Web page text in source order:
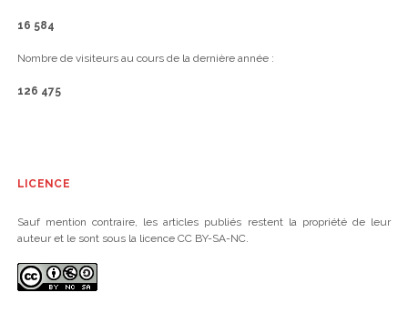
16 584
Nombre de visiteurs au cours de la dernière année :
126 475
LICENCE
Sauf mention contraire, les articles publiés restent la propriété de leur
auteur et le sont sous la licence CC BY-SA-NC.